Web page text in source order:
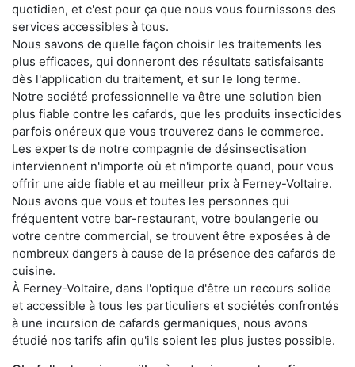
quotidien, et c'est pour ça que nous vous fournissons des
services accessibles à tous.
Nous savons de quelle façon choisir les traitements les
plus efficaces, qui donneront des résultats satisfaisants
dès l'application du traitement, et sur le long terme.
Notre société professionnelle va être une solution bien
plus fiable contre les cafards, que les produits insecticides
parfois onéreux que vous trouverez dans le commerce.
Les experts de notre compagnie de désinsectisation
interviennent n'importe où et n'importe quand, pour vous
offrir une aide fiable et au meilleur prix à Ferney-Voltaire.
Nous avons que vous et toutes les personnes qui
fréquentent votre bar-restaurant, votre boulangerie ou
votre centre commercial, se trouvent être exposées à de
nombreux dangers à cause de la présence des cafards de
cuisine.
À Ferney-Voltaire, dans l'optique d'être un recours solide
et accessible à tous les particuliers et sociétés confrontés
à une incursion de cafards germaniques, nous avons
étudié nos tarifs afin qu'ils soient les plus justes possible.